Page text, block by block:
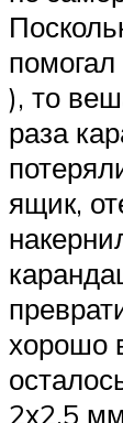
помогал
), то
раза
ящик,
хорошо
2х2,5